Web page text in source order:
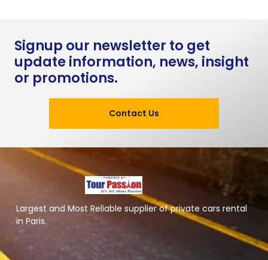
Signup our newsletter to get
update information, news, insight
or promotions.
Contact Us
Largest and Most Reliable supplier of private cars rental
in Paris.